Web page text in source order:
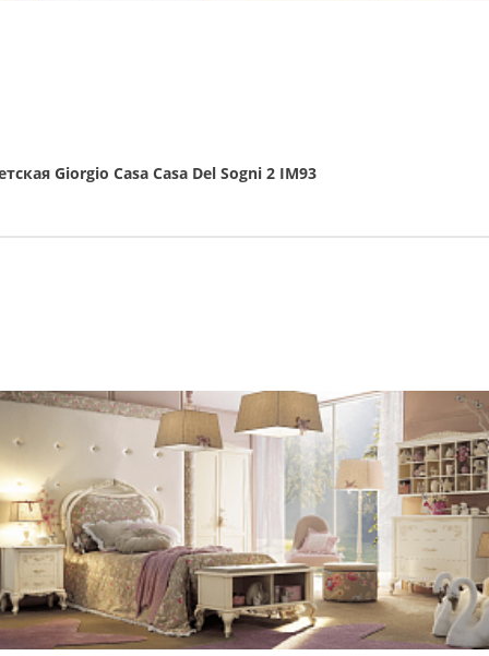
Giorgio Casa Casa Del Sogni 2 IM93